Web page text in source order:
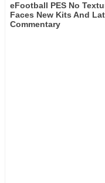
eFootball PES No
Faces New Kits And
Commentary